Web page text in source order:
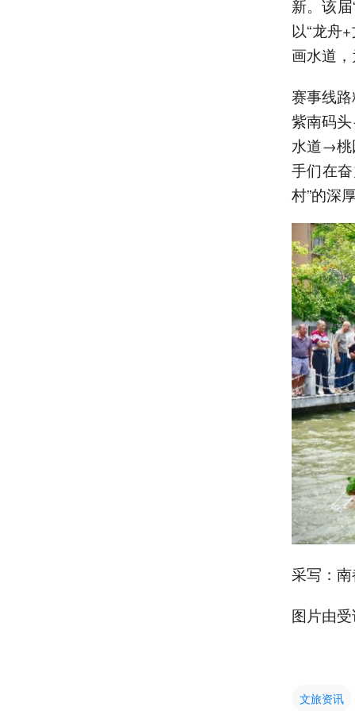
新。该
以“龙舟
画水道
赛事线
紫南码
水道→桃
手们在
村”的深
采写：
图片由
文旅资讯